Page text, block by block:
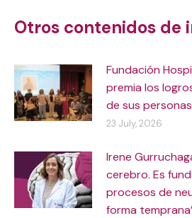
Otros contenidos de
Fundación
premia los
de sus
23 July, 2026
Irene
cerebro. Es
procesos de
forma